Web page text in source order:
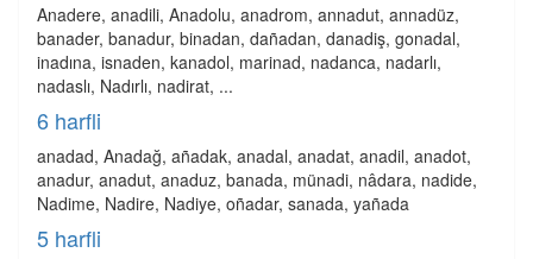
Anadere, anadili, Anadolu, anadrom, annadut, annadüz,
banader, banadur, binadan, dañadan, danadiş, gonadal,
inadına, isnaden, kanadol, marinad, nadanca, nadarlı,
nadaslı, Nadırlı, nadirat, ...
6 harfli
anadad, Anadağ, añadak, anadal, anadat, anadil, anadot,
anadur, anadut, anaduz, banada, münadi, nâdara, nadide,
Nadime, Nadire, Nadiye, oñadar, sanada, yañada
5 harfli